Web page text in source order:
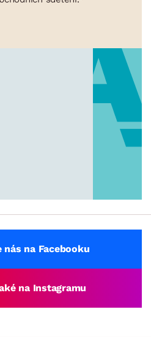
nás na Facebooku
na Instagramu